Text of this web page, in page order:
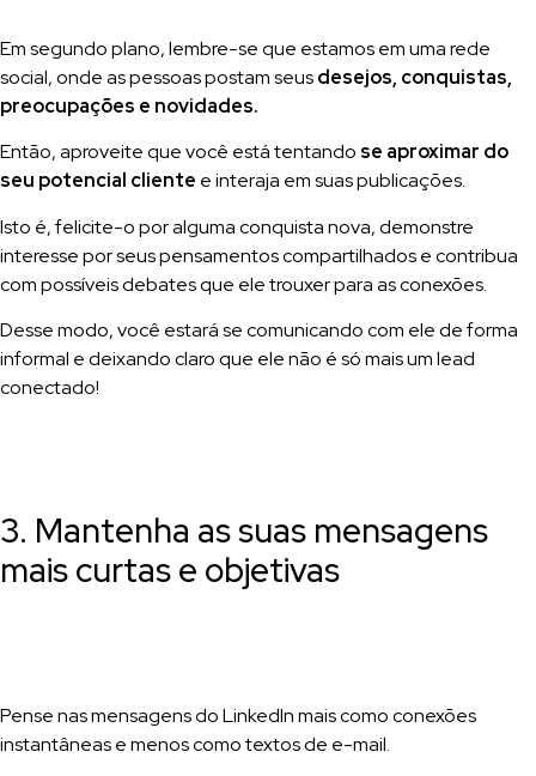
Em segundo plano, lembre-se que estamos em uma rede
social, onde as pessoas postam seusdesejos, conquistas,
preocupações e novidades.
Então, aproveite que você está tentando se aproximar do
seu potencial cliente e interaja em suas publicações.
Isto é, felicite-o por alguma conquista nova, demonstre
interesse por seus pensamentos compartilhados e contribua
com possíveis debates que ele trouxer para as conexões.
Desse modo, você estará se comunicando com ele de forma
informal e deixando claro que ele não é só mais um lead
conectado!
3. Mantenha as suas mensagens
mais curtas e objetivas
Pense nas mensagens do LinkedIn mais como conexões
instantâneas e menos como textos de e-mail.